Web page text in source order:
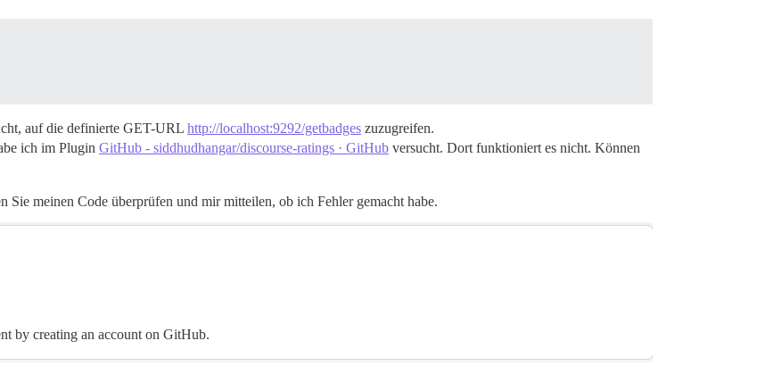
auf die definierte GET-URL http://localhost:9292/getbadges zuzugreifen.
ich im Plugin GitHub - siddhudhangar/discourse-ratings · GitHub versucht. Dort funktioniert es nicht. Können
meinen Code überprüfen und mir mitteilen, ob ich Fehler gemacht habe.
by creating an account on GitHub.